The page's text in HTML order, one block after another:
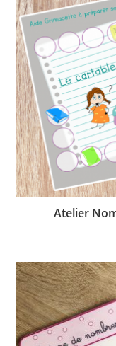
Atelier